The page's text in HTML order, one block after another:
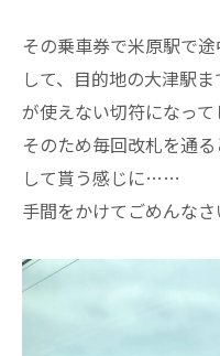
その乗車券で米原駅で
して、目的地の大津駅
が使えない切符になって
そのため毎回改札を通
して貰う感じに……
手間をかけてごめんなさ